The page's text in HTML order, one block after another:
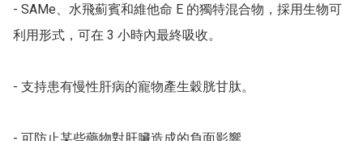
- SAMe、水飛薊賓和維他命 E 的獨特混合物，採用生物可
利用形式，可在 3 小時內最終吸收。
- 支持患有慢性肝病的寵物產生穀胱甘肽。